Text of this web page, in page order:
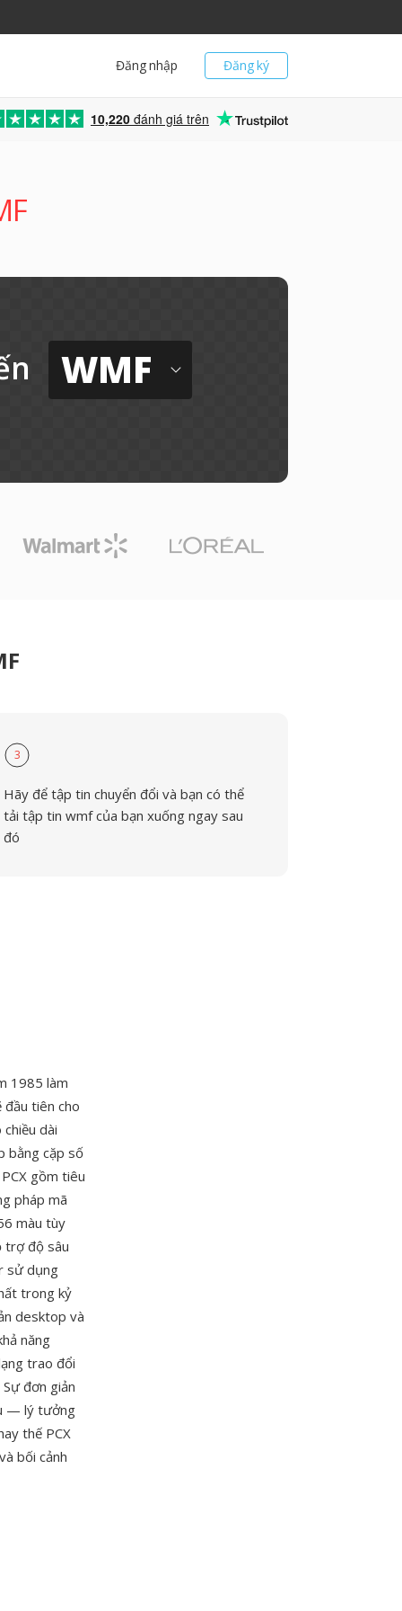
Đăng ký
Đăng nhập
10,220 đánh giá trên
WMF
3
Hãy để tập tin chuyển đổi và bạn có thể
tải tập tin wmf của bạn xuống ngay sau
đó
1985 làm
tiên cho
dài
bằng cặp số
gồm tiêu
pháp mã
màu tùy
trợ độ sâu
sử dụng
trong kỷ
desktop và
năng
trao đổi
đơn giản
— lý tưởng
thế PCX
bối cảnh